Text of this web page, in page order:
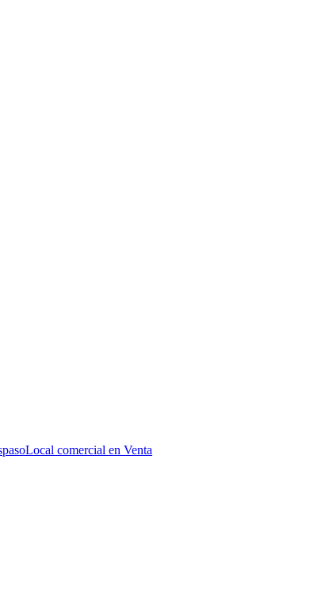
Local comercial en Venta